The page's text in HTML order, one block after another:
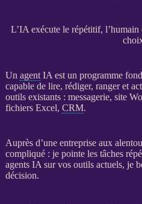
L’IA exécute le répétitif,
Un agent IA est un programme
capable de lire, rédiger, ranger et
outils existants : messagerie, site
fichiers Excel, CRM.
Auprès d’une entreprise aux
compliqué : je pointe les tâches
agents IA sur vos outils actuels, je
décision.